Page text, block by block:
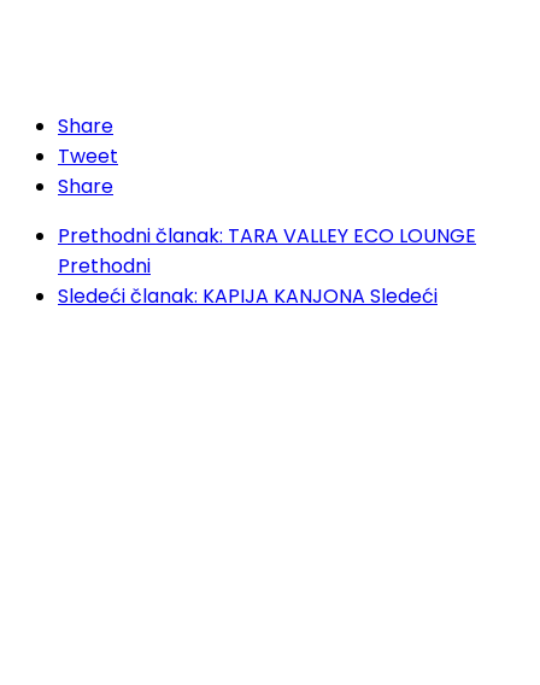
Share
Tweet
Share
Prethodni članak: TARA VALLEY ECO LOUNGE
Prethodni
Sledeći članak: KAPIJA KANJONA Sledeći